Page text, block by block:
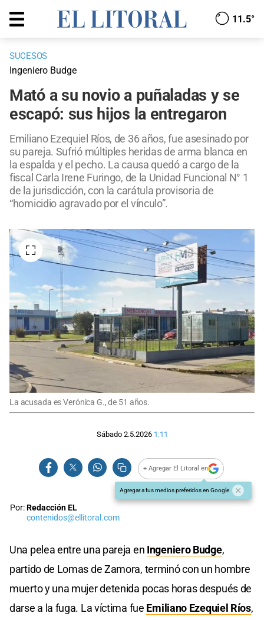
11.5°
SUCESOS
Ingeniero Budge
Mató a su novio a puñaladas y se
escapó: sus hijos la entregaron
Emiliano Ezequiel Ríos, de 36 años, fue asesinado por
su pareja. Sufrió múltiples heridas de arma blanca en
la espalda y el pecho. La causa quedó a cargo de la
fiscal Carla Irene Furingo, de la Unidad Funcional N° 1
de la jurisdicción, con la carátula provisoria de
“homicidio agravado por el vínculo”.
La acusada es Verónica G., de 51 años.
Sábado 2.5.2026 1:11
+ Agregar El Litoral en
Agregar a tus medios preferidos en Google
Por:Redacción EL
contenidos@ellitoral.com
Una pelea entre una pareja en Ingeniero Budge,
partido de Lomas de Zamora, terminó con un hombre
muerto y una mujer detenida pocas horas después de
darse a la fuga. La víctima fue Emiliano Ezequiel Ríos,